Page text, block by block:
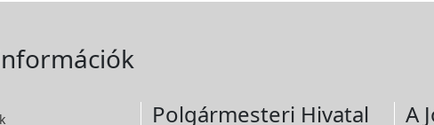
Polgármesteri Hivatal A